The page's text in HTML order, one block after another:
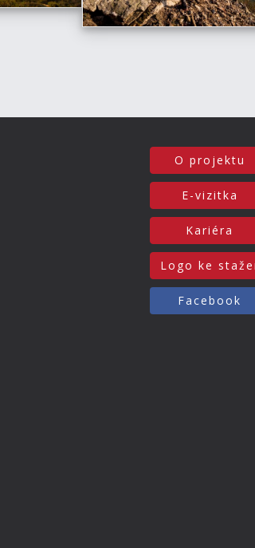
O projektu
E-vizitka
Kariéra
Logo ke
Facebook